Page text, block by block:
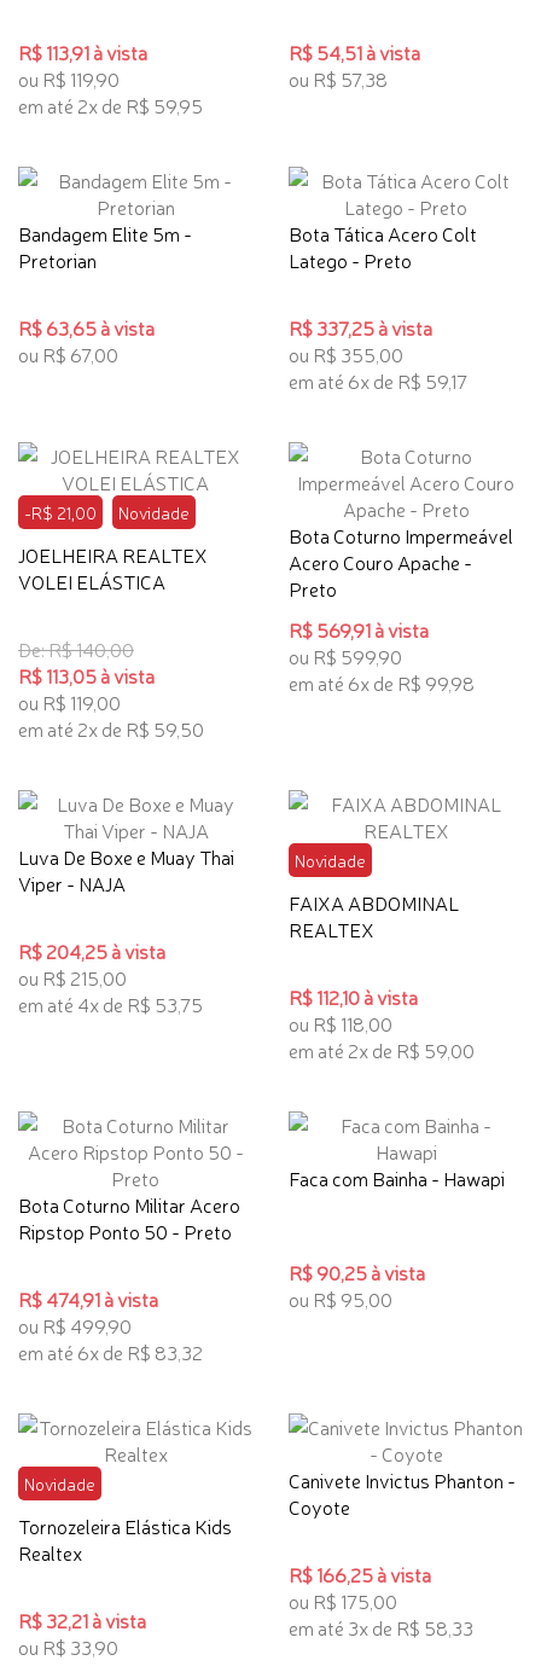
R$ 113,91 à vista
ou R$ 119,90
em até 2x de R$ 59,95
R$ 54,51 à vista
ou R$ 57,38
Bandagem Elite 5m -
Pretorian
R$ 63,65 à vista
ou R$ 67,00
Bota Tática Acero Colt
Latego - Preto
R$ 337,25 à vista
ou R$ 355,00
em até 6x de R$ 59,17
-R$ 21,00 Novidade
JOELHEIRA REALTEX
VOLEI ELÁSTICA
De: R$ 140,00
R$ 113,05 à vista
ou R$ 119,00
em até 2x de R$ 59,50
Bota Coturno Impermeável
Acero Couro Apache -
Preto
R$ 569,91 à vista
ou R$ 599,90
em até 6x de R$ 99,98
Luva De Boxe e Muay Thai
Viper - NAJA
R$ 204,25 à vista
ou R$ 215,00
em até 4x de R$ 53,75
Novidade
FAIXA ABDOMINAL
REALTEX
R$ 112,10 à vista
ou R$ 118,00
em até 2x de R$ 59,00
Bota Coturno Militar Acero
Ripstop Ponto 50 - Preto
R$ 474,91 à vista
ou R$ 499,90
em até 6x de R$ 83,32
Faca com Bainha - Hawapi
R$ 90,25 à vista
ou R$ 95,00
Novidade
Tornozeleira Elástica Kids
Realtex
R$ 32,21 à vista
ou R$ 33,90
Canivete Invictus Phanton -
Coyote
R$ 166,25 à vista
ou R$ 175,00
em até 3x de R$ 58,33